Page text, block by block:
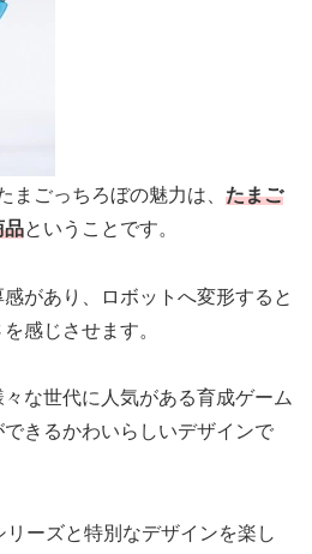
まごっちろぼの魅力は、 たまご
品ということです。
があり、ロボットへ変形すると
感じさせます。
な世代に人気がある育成ゲーム
きるかわいらしいデザインで
ーズと特別なデザインを楽し